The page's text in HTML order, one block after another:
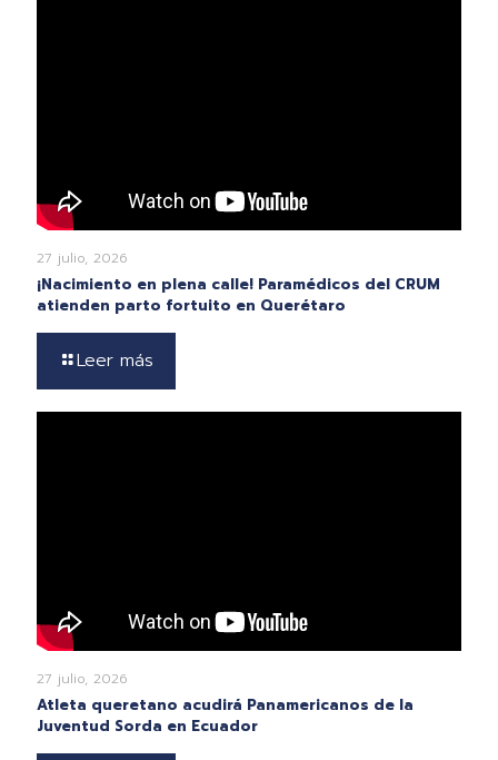
27 julio, 2026
¡Nacimiento en plena calle! Paramédicos del CRUM
atienden parto fortuito en Querétaro
Leer más
27 julio, 2026
Atleta queretano acudirá Panamericanos de la
Juventud Sorda en Ecuador